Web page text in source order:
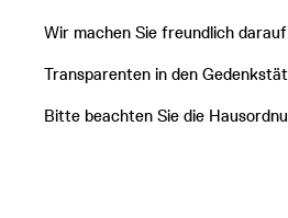
Wir machen Sie freundlich
Transparenten in den
Bitte beachten Sie die